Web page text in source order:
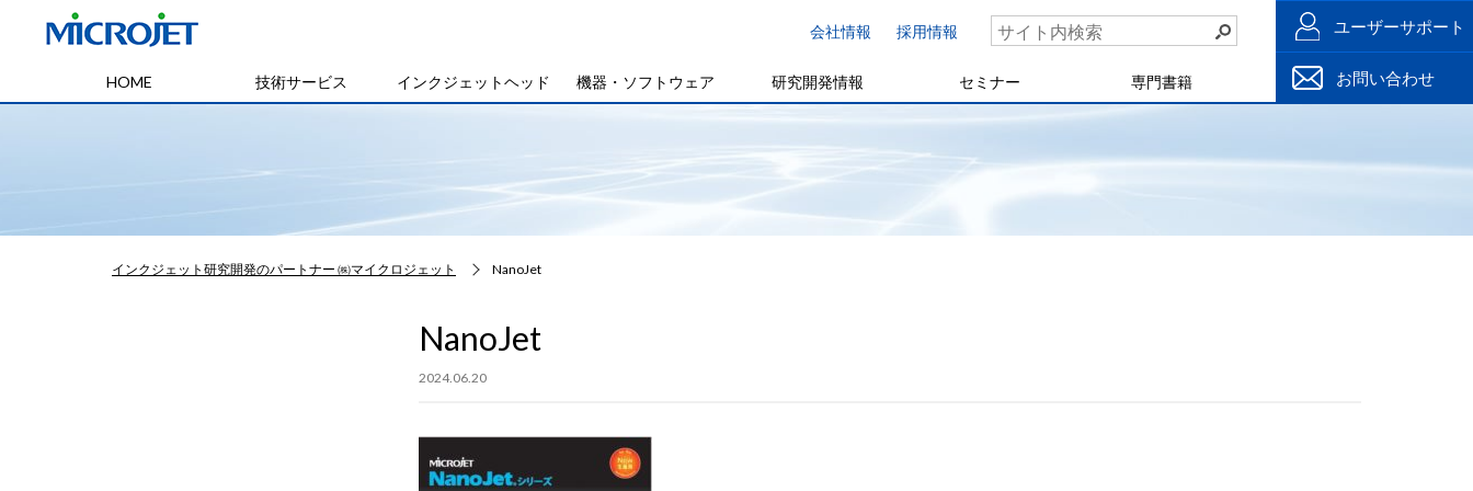
会社情報 採用情報
HOME 技術サービス インクジェットヘッド 機器・ソフトウェア 研究開発情報 セミナー 専門書籍
ユーザーサポート
お問い合わせ
インクジェット研究開発のパートナー ㈱マイクロジェット NanoJet
NanoJet
2024.06.20